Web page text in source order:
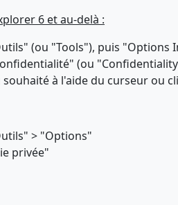
6 et au-delà :
(ou "Tools"), puis
(ou
souhaité à l'aide du curseur ou
> "Options"
privée"